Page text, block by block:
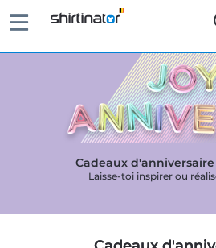
Cadeaux
Laisse-toi inspirer ou